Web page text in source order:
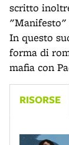
scritto
"Manifesto"
In questo
forma di
mafia con
RISORSE